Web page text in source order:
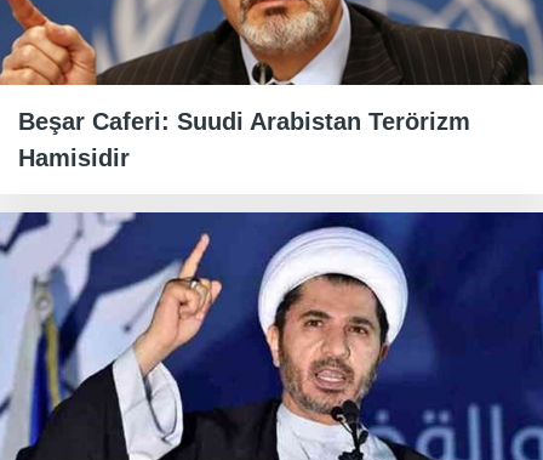
Beşar Caferi: Suudi Arabistan Terörizm
Hamisidir